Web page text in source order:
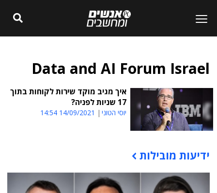
Data and AI Forum Israel
איך מגיב מוקד שירות לקוחות בתוך
17 שניות לפניה?
יוסי הטוני 14/09/2021 14:54
תוכן פרסומי
ידיעות מובילות